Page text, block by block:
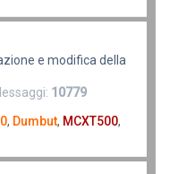
e modifica della
10779
, Dumbut, MCXT500,